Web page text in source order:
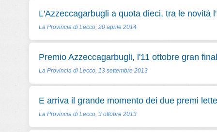
L'Azzeccagarbugli a quota dieci, tra le novità
La Provincia di Lecco, 20 aprile 2014
Premio Azzeccagarbugli, l'11 ottobre gran
La Provincia di Lecco, 13 settembre 2013
E arriva il grande momento dei due premi
La Provincia di Lecco, 3 ottobre 2013